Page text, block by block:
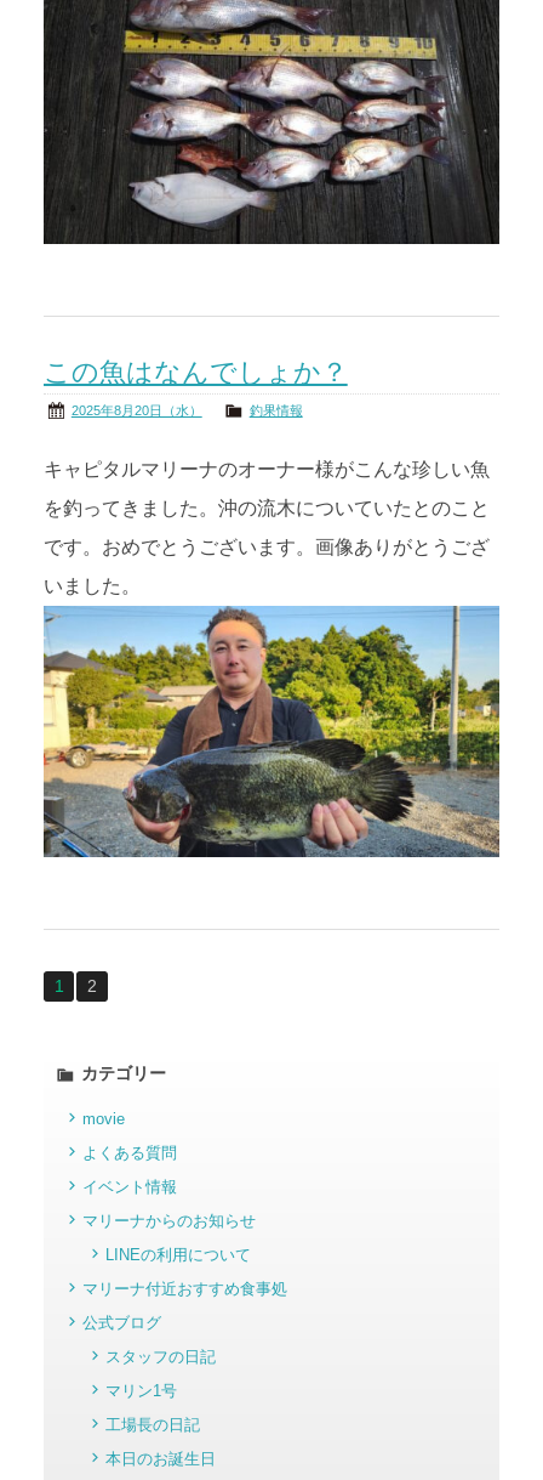
この魚はなんでしょか？
2025年8月20日（水） 釣果情報
キャピタルマリーナのオーナー様がこんな珍しい魚
を釣ってきました。沖の流木についていたとのこと
です。おめでとうございます。画像ありがとうござ
いました。
1 2
カテゴリー
movie
よくある質問
イベント情報
マリーナからのお知らせ
LINEの利用について
マリーナ付近おすすめ食事処
公式ブログ
スタッフの日記
マリン1号
工場長の日記
本日のお誕生日